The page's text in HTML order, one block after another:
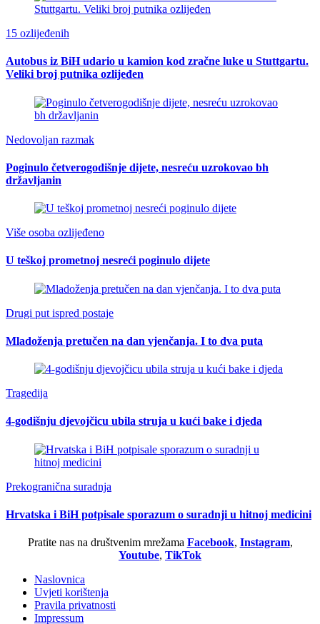
15 ozlijeđenih
Autobus iz BiH udario u kamion kod zračne luke u Stuttgartu.
Veliki broj putnika ozlijeđen
Nedovoljan razmak
Poginulo četverogodišnje dijete, nesreću uzrokovao bh
državljanin
Više osoba ozlijeđeno
U teškoj prometnoj nesreći poginulo dijete
Drugi put ispred postaje
Mladoženja pretučen na dan vjenčanja. I to dva puta
Tragedija
4-godišnju djevojčicu ubila struja u kući bake i djeda
Prekogranična suradnja
Hrvatska i BiH potpisale sporazum o suradnji u hitnoj medicini
Pratite nas na društvenim mrežama Facebook, Instagram,
Youtube, TikTok
Naslovnica
Uvjeti korištenja
Pravila privatnosti
Impressum